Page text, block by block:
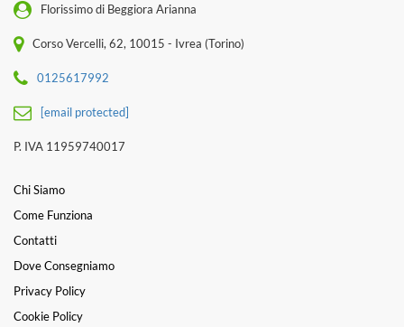
Florissimo di Beggiora Arianna
Corso Vercelli, 62, 10015 - Ivrea (Torino)
0125617992
[email protected]
P. IVA 11959740017
Chi Siamo
Come Funziona
Contatti
Dove Consegniamo
Privacy Policy
Cookie Policy